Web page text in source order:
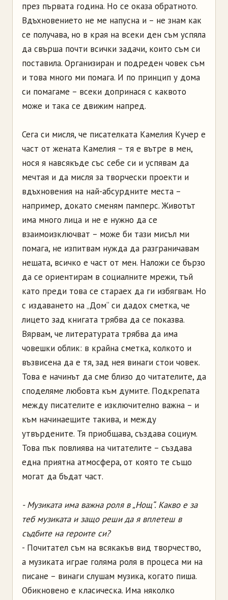
през първата година. Но се оказа обратното.
Вдъхновението не ме напусна и – не знам как
се получава, но в края на всеки ден съм успяла
да свърша почти всички задачи, които съм си
поставила. Организиран и подреден човек съм
и това много ми помага. И по принцип у дома
си помагаме – всеки допринася с каквото
може и така се движим напред.
Сега си мисля, че писателката Камелия Кучер е
част от жената Камелия – тя е вътре в мен,
нося я навсякъде със себе си и успявам да
мечтая и да мисля за творчески проекти и
вдъхновения на най-абсурдните места –
например, докато сменям памперс. Животът
има много лица и не е нужно да се
взаимоизключват – може би тази мисъл ми
помага, не изпитвам нужда да разграничавам
нещата, всичко е част от мен. Наложи се бързо
да се ориентирам в социалните мрежи, тъй
като преди това се стараех да ги избягвам. Но
с издаването на „Дом“ си дадох сметка, че
лицето зад книгата трябва да се показва.
Вярвам, че литературата трябва да има
човешки облик: в крайна сметка, колкото и
възвисена да е тя, зад нея винаги стои човек.
Това е начинът да сме близо до читателите, да
споделяме любовта към думите. Подкрепата
между писателите е изключително важна – и
към начинаещите такива, и между
утвърдените. Тя приобщава, създава социум.
Това пък повлиява на читателите – създава
една приятна атмосфера, от която те също
могат да бъдат част.
- Музиката има важна роля в „Нощ“. Какво е за
теб музиката и защо реши да я вплетеш в
съдбите на героите си?
- Почитател съм на всякакъв вид творчество,
а музиката играе голяма роля в процеса ми на
писане – винаги слушам музика, когато пиша.
Обикновено е класическа. Има няколко